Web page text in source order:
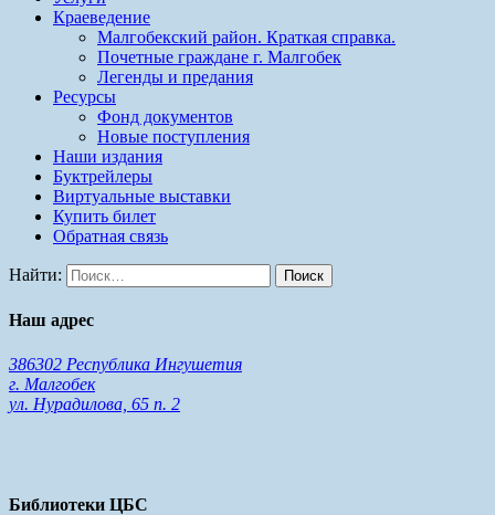
Краеведение
Малгобекский район. Краткая справка.
Почетные граждане г. Малгобек
Легенды и предания
Ресурсы
Фонд документов
Новые поступления
Наши издания
Буктрейлеры
Виртуальные выставки
Купить билет
Обратная связь
Найти:
Наш адрес
386302 Республика Ингушетия
г. Малгобек
ул. Нурадилова, 65 п. 2
Библиотеки ЦБС